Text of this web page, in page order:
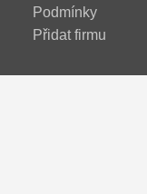
Podmínky
Přidat firmu